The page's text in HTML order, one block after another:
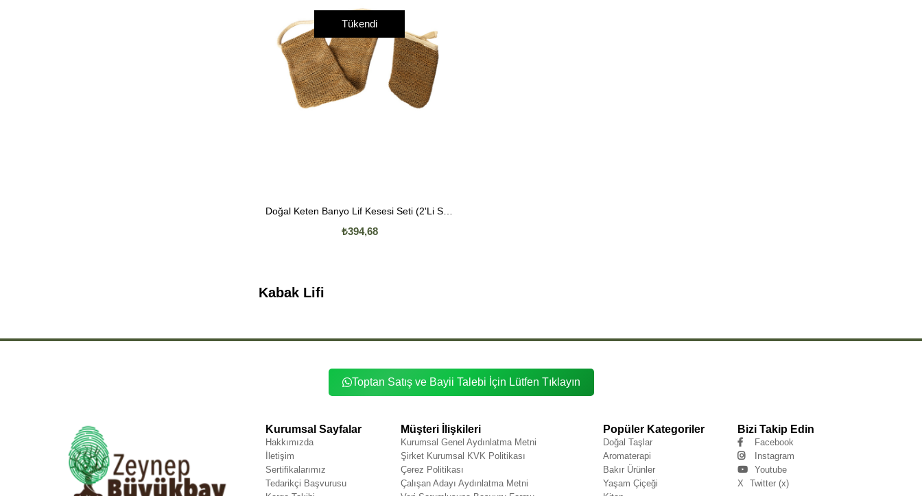
Tükendi
₺394,68
Kabak Lifi
Toptan Satış ve Bayii Talebi İçin Lütfen Tıklayın
Kurumsal Sayfalar
Hakkımızda
İletişim
Sertifikalarımız
Tedarikçi Başvurusu
Müşteri İlişkileri
Kurumsal Genel Aydınlatma Metni
Şirket Kurumsal KVK Politikası
Çerez Politikası
Çalışan Adayı Aydınlatma Metni
Popüler Kategoriler
Doğal Taşlar
Aromaterapi
Bakır Ürünler
Yaşam Çiçeği
Bizi Takip Edin
Facebook
Instagram
Youtube
X
Twitter (x)